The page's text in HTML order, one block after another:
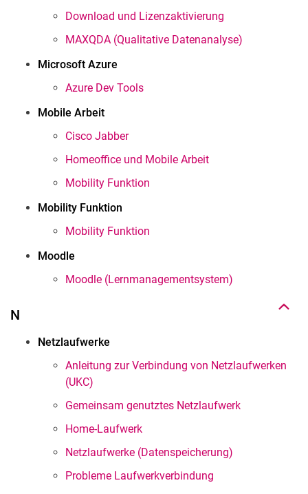
Download und Lizenzaktivierung
MAXQDA (Qualitative Datenanalyse)
Microsoft Azure
Azure Dev Tools
Mobile Arbeit
Cisco Jabber
Homeoffice und Mobile Arbeit
Mobility Funktion
Mobility Funktion
Mobility Funktion
Moodle
Moodle (Lernmanagementsystem)
N
Netzlaufwerke
Anleitung zur Verbindung von Netzlaufwerken
(UKC)
Gemeinsam genutztes Netzlaufwerk
Home-Laufwerk
Netzlaufwerke (Datenspeicherung)
Probleme Laufwerkverbindung